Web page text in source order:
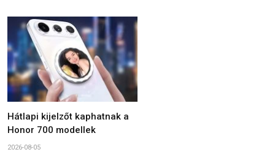
Hátlapi kijelzőt kaphatnak a
Honor 700 modellek
2026-08-05